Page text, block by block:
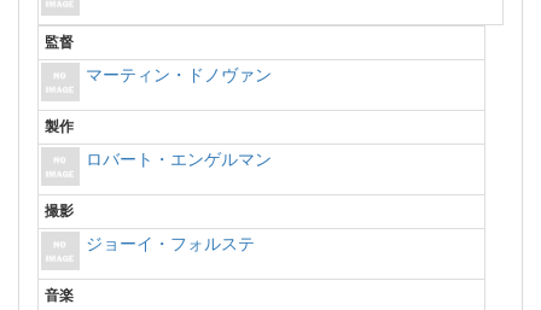
監督
マーティン・ドノヴァン
製作
ロバート・エンゲルマン
撮影
ジョーイ・フォルステ
音楽